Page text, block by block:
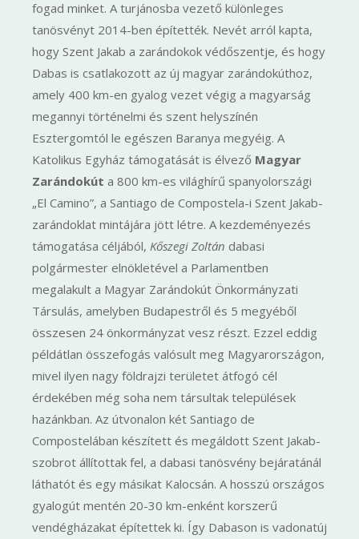
fogad minket. A turjánosba vezető különleges
tanösvényt 2014-ben építették. Nevét arról kapta,
hogy Szent Jakab a zarándokok védőszentje, és hogy
Dabas is csatlakozott az új magyar zarándokúthoz,
amely 400 km-en gyalog vezet végig a magyarság
megannyi történelmi és szent helyszínén
Esztergomtól le egészen Baranya megyéig. A
Katolikus Egyház támogatását is élvező Magyar
Zarándokút a 800 km-es világhírű spanyolországi
„El Camino”, a Santiago de Compostela-i Szent Jakab-
zarándoklat mintájára jött létre. A kezdeményezés
támogatása céljából, Kőszegi Zoltán dabasi
polgármester elnökletével a Parlamentben
megalakult a Magyar Zarándokút Önkormányzati
Társulás, amelyben Budapestről és 5 megyéből
összesen 24 önkormányzat vesz részt. Ezzel eddig
példátlan összefogás valósult meg Magyarországon,
mivel ilyen nagy földrajzi területet átfogó cél
érdekében még soha nem társultak települések
hazánkban. Az útvonalon két Santiago de
Compostelában készített és megáldott Szent Jakab-
szobrot állítottak fel, a dabasi tanösvény bejáratánál
láthatót és egy másikat Kalocsán. A hosszú országos
gyalogút mentén 20-30 km-enként korszerű
vendégházakat építettek ki. Így Dabason is vadonatúj